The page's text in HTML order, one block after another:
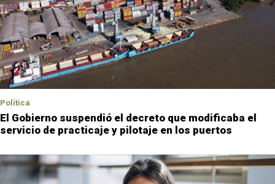
Política
El Gobierno suspendió el decreto que modificaba el
servicio de practicaje y pilotaje en los puertos